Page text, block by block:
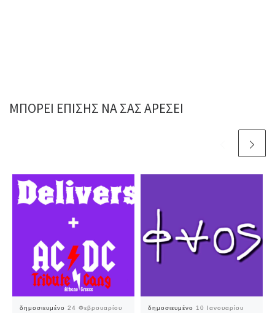
ΜΠΟΡΕΊ ΕΠΊΣΗΣ ΝΑ ΣΑΣ ΑΡΈΣΕΙ
δημοσιευμένο 24 Φεβρουαρίου
δημοσιευμένο
10 Ιανουαρίου